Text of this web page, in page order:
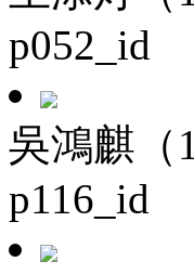
p052_id
吳鴻麒（
p116_id